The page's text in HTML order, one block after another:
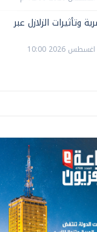
وتأثيرات الزلازل عبر
الأربعاء، 05 اغسطس 2026 10:00